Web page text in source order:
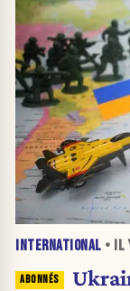
INTERNATIONAL • IL